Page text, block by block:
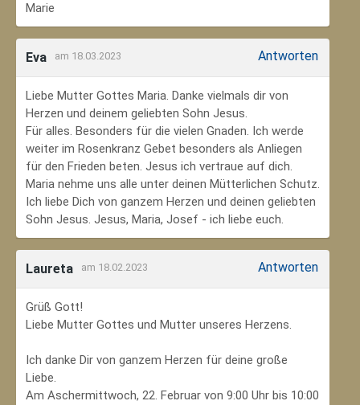
Marie
Eva am 18.03.2023 Antworten
Liebe Mutter Gottes Maria. Danke vielmals dir von
Herzen und deinem geliebten Sohn Jesus.
Für alles. Besonders für die vielen Gnaden. Ich werde
weiter im Rosenkranz Gebet besonders als Anliegen
für den Frieden beten. Jesus ich vertraue auf dich.
Maria nehme uns alle unter deinen Mütterlichen Schutz.
Ich liebe Dich von ganzem Herzen und deinen geliebten
Sohn Jesus. Jesus, Maria, Josef - ich liebe euch.
Laureta am 18.02.2023 Antworten
Grüß Gott!
Liebe Mutter Gottes und Mutter unseres Herzens.
Ich danke Dir von ganzem Herzen für deine große
Liebe.
Am Aschermittwoch, 22. Februar von 9:00 Uhr bis 10:00